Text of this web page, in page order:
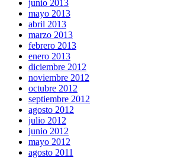
junio 2013
mayo 2013
abril 2013
marzo 2013
febrero 2013
enero 2013
diciembre 2012
noviembre 2012
octubre 2012
septiembre 2012
agosto 2012
julio 2012
junio 2012
mayo 2012
agosto 2011